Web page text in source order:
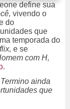
define sua
vivendo o
do
que
temporada do
e se
com H,
ainda
que